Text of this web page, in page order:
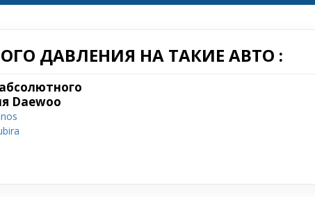
ДАВЛЕНИЯ НА ТАКИЕ АВТО :
Daewoo